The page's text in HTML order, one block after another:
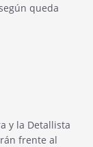
queda
y la Detallista
frente al